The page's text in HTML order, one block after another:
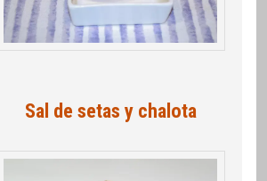
Sal de setas y chalota